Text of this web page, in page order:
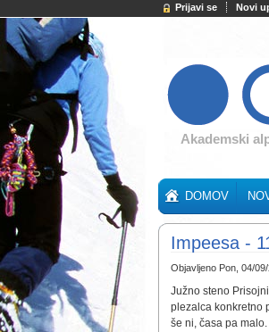
Prijavi se Novi
Akademski
DOMOV
Impeesa -
Objavljeno Pon, 04/
Južno steno
plezalca konkretno
še ni, časa pa